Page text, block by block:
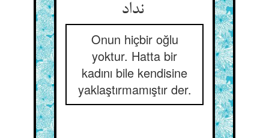
نداد
Onun hiçbir oğlu
yoktur. Hatta bir
kadını bile kendisine
yaklaştırmamıştır der.